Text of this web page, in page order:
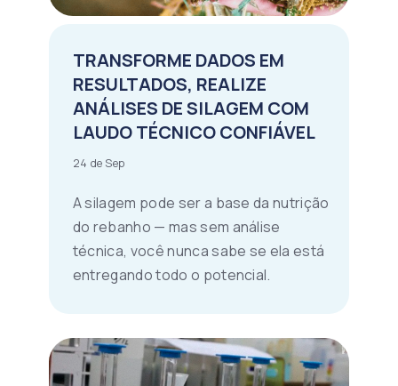
TRANSFORME DADOS EM
RESULTADOS, REALIZE
ANÁLISES DE SILAGEM COM
LAUDO TÉCNICO CONFIÁVEL
24 de Sep
A silagem pode ser a base da nutrição
do rebanho — mas sem análise
técnica, você nunca sabe se ela está
entregando todo o potencial.